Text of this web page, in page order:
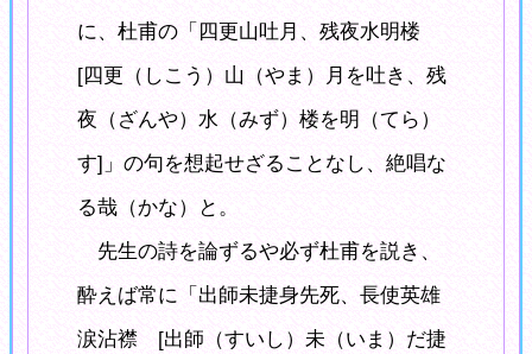
に、杜甫の「四更山吐月、残夜水明楼
[四更（しこう）山（やま）月を吐き、残
夜（ざんや）水（みず）楼を明（てら）
す]」の句を想起せざることなし、絶唱な
る哉（かな）と。
先生の詩を論ずるや必ず杜甫を説き、
酔えば常に「出師未捷身先死、長使英雄
涙沾襟 [出師（すいし）未（いま）だ捷